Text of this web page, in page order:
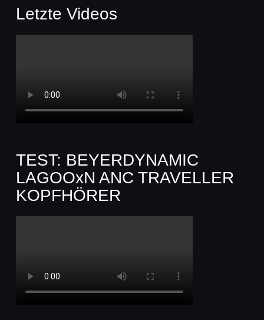
Letzte Videos
TEST: BEYERDYNAMIC
LAGOOxN ANC TRAVELLER
KOPFHÖRER